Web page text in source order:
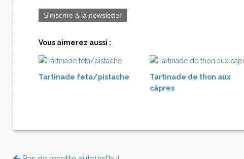
S'inscrire à la newsletter
Vous aimerez aussi :
Tartinade feta/pistache
Tartinade de thon aux
câpres